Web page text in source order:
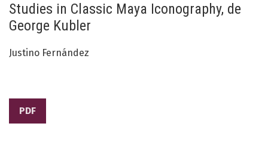
Studies in Classic Maya Iconography, de
George Kubler
Justino Fernández
PDF